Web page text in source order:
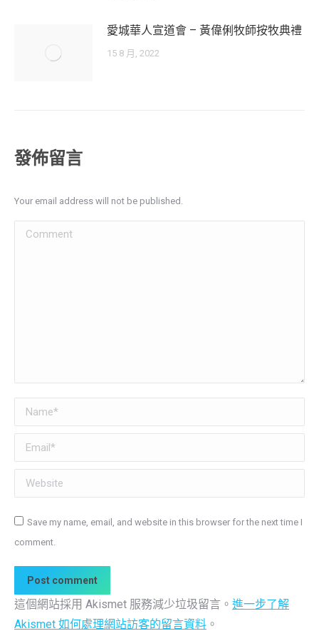
愛城華人宣道會 – 黃偉俐牧師按牧典禮
15 8 月, 2022
發佈留言
Your email address will not be published.
Comment
Name *
Email *
Website
Save my name, email, and website in this browser for the next time I
comment.
Post comment
這個網站採用 Akismet 服務減少垃圾留言。 進一步了解
Akismet 如何處理網站訪客的留言資料 。